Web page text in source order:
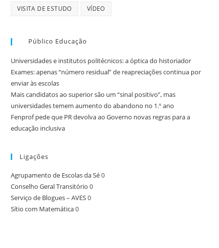
VISITA DE ESTUDO VÍDEO
Público Educação
Universidades e institutos politécnicos: a óptica do historiador
Exames: apenas “número residual” de reapreciações continua por
enviar às escolas
Mais candidatos ao superior são um “sinal positivo”, mas
universidades temem aumento do abandono no 1.º ano
Fenprof pede que PR devolva ao Governo novas regras para a
educação inclusiva
Ligações
Agrupamento de Escolas da Sé0
Conselho Geral Transitório 0
Serviço de Blogues – AVES0
Sítio com Matemática0